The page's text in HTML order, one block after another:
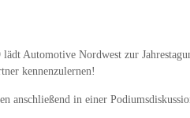
Automotive Nordwest zur
kennenzulernen!
anschließend in einer